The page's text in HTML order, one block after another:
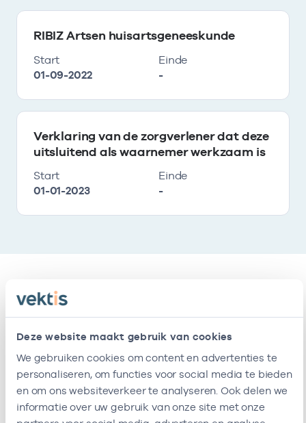
Deze website maakt gebruik van cookies
We gebruiken cookies om content en advertenties te
personaliseren, om functies voor social media te bieden
en om ons websiteverkeer te analyseren. Ook delen we
informatie over uw gebruik van onze site met onze
RIBIZ Artsen huisartsgeneeskunde
Start
01-09-2022
Einde
-
Verklaring van de zorgverlener dat deze
uitsluitend als waarnemer werkzaam is
Start
01-01-2023
Einde
-
Relaties
Ik ben werkzaam bij de volgende vestigingen
Naam Zorgaanbod AGB-code
Stichting
Huisarts -